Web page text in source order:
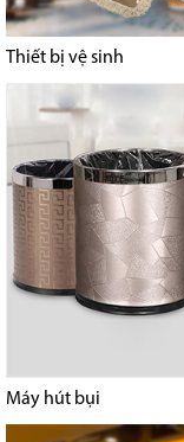
Thiết bị vệ sinh
Máy hút bụi